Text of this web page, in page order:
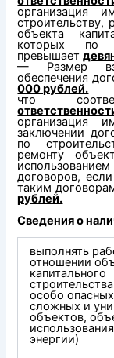
организация
строительству,
объекта
которых по
превышает
— Размер
обеспечения
000 рублей.
что
организация
заключении
по
ремонту
договоров,
таким
рублей.
Сведения о
выполнять
отношении
капитального
особо
сложных и
объектов,
энергии)